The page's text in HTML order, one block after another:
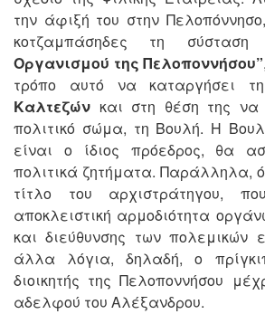
την άφιξή του στην
κοτζαμπάσηδες τη
Οργανισμού της Πελοποννήσου”
τρόπο αυτό να καταργήσει
Καλτεζών και στη θέση της να
πολιτικό σώμα, τη Βουλή. Η
είναι ο ίδιος πρόεδρος, θα
πολιτικά ζητήματα. Παράλληλα,
τίτλο του αρχιστράτηγου,
αποκλειστική αρμοδιότητα
και διεύθυνσης των πολεμικών
άλλα λόγια, δηλαδή, ο
διοικητής της Πελοποννήσου
αδελφού του Αλέξανδρου.